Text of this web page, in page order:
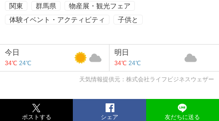
関東 群馬県
物産展・観光フェア
体験イベント・アクティビティ
子供と
今日
34℃ 24℃
明日
34℃ 24℃
天気情報提供元：株式会社ライフビジネスウェザー
ポストする シェア 友だちに送る